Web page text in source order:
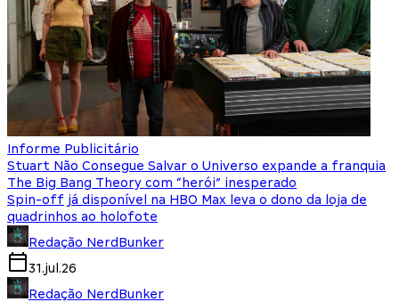
Informe Publicitário
Stuart Não Consegue Salvar o Universo expande a franquia
The Big Bang Theory com “herói” inesperado
Spin-off já disponível na HBO Max leva o dono da loja de
quadrinhos ao holofote
Redação NerdBunker
31.jul.26
Redação NerdBunker